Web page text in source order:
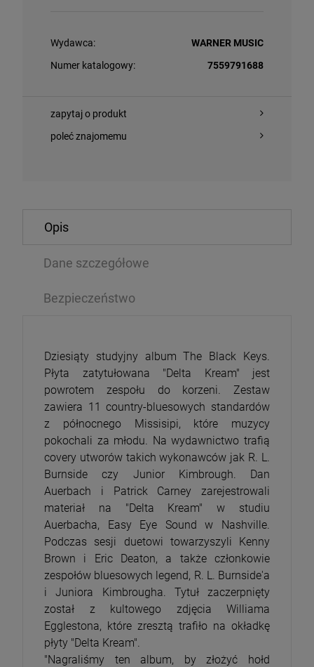
WOJTEK/ MARCIN DOROCIŃSKI - WITKACY.
ASTRONOMICZNE
ROLLING
Wydawca:
WARNER MUSIC
Numer katalogowy:
7559791688
zapytaj o produkt
poleć znajomemu
Opis
Dane szczegółowe
Bezpieczeństwo
Dziesiąty studyjny album The Black Keys.
Płyta zatytułowana "Delta Kream" jest
powrotem zespołu do korzeni. Zestaw
zawiera 11 country-bluesowych standardów
z północnego Missisipi, które muzycy
pokochali za młodu. Na wydawnictwo trafią
covery utworów takich wykonawców jak R. L.
Burnside czy Junior Kimbrough. Dan
Auerbach i Patrick Carney zarejestrowali
materiał na "Delta Kream" w studiu
Auerbacha, Easy Eye Sound w Nashville.
Podczas sesji duetowi towarzyszyli Kenny
Brown i Eric Deaton, a także członkowie
zespołów bluesowych legend, R. L. Burnside'a
i Juniora Kimbrougha. Tytuł zaczerpnięty
został z kultowego zdjęcia Williama
Egglestona, które zresztą trafiło na okładkę
płyty "Delta Kream".
"Nagraliśmy ten album, by złożyć hołd